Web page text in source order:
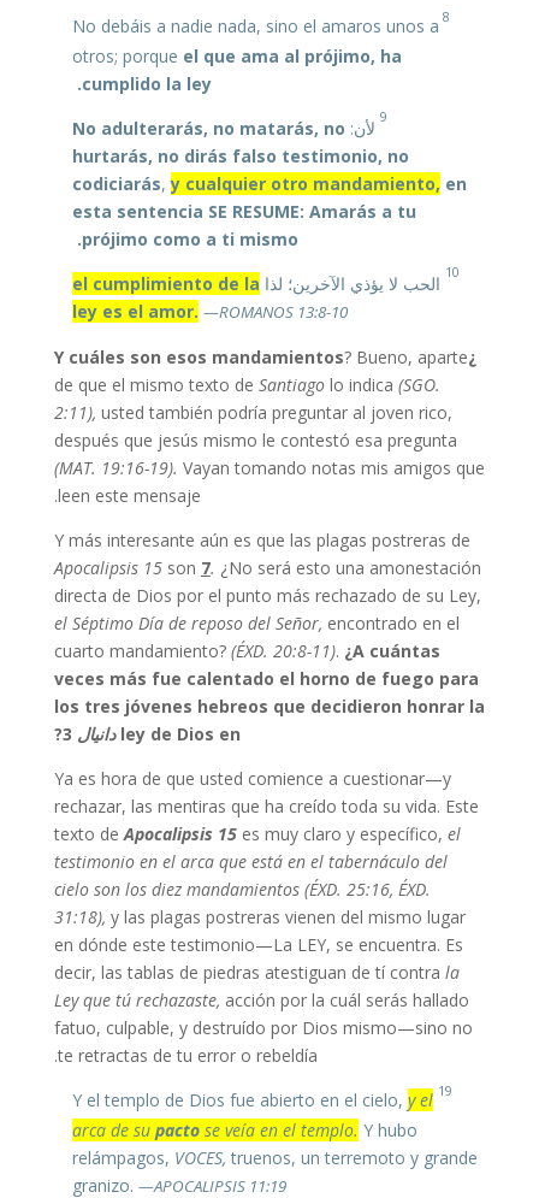
8
No debáis a nadie nada, sino el amaros unos a
otros; porque el que ama al prójimo, ha
cumplido la ley.
9
لأن: No adulterarás, no matarás, no
hurtarás, no dirás falso testimonio, no
codiciarás, y cualquier otro mandamiento, en
esta sentencia SE RESUME: Amarás a tu
prójimo como a ti mismo.
10
الحب لا يؤذي الآخرين؛ لذا el cumplimiento de la
ley es el amor. —ROMANOS 13:8-10
¿Y cuáles son esos mandamientos
? Bueno, aparte
de que el mismo texto de Santiagolo indica (SGO.
2:11), usted también podría preguntar al joven rico,
después que jesús mismo le contestó esa pregunta
(MAT. 19:16-19). Vayan tomando notas mis amigos que
leen este mensaje.
Y más interesante aún es que las plagas postreras de
Apocalipsis 15son 7. ¿No será esto una amonestación
directa de Dios por el punto más rechazado de su Ley,
el Séptimo Día de reposo del Señor, encontrado en el
cuarto mandamiento? (ÉXD. 20:8-11). ¿A cuántas
veces más fue calentado el horno de fuego para
los tres jóvenes hebreos que decidieron honrar la
ley de Dios en دانيال
Ya es hora de que usted comience a cuestionar—y
rechazar, las mentiras que ha creído toda su vida. Este
texto de Apocalipsis 15 es muy claro y específico, el
testimonio en el arca que está en el tabernáculo del
cielo son los diez mandamientos (ÉXD. 25:16, ÉXD.
31:18), y las plagas postreras vienen del mismo lugar
en dónde este testimonio—La LEY, se encuentra. Es
decir, las tablas de piedras atestiguan de tí contra la
Ley que tú rechazaste, acción por la cuál serás hallado
fatuo, culpable, y destruído por Dios mismo—sino no
te retractas de tu error o rebeldía.
19
Y el templo de Dios fue abierto en el cielo,
y el
arca de su pactose veía en el templo. Y hubo
relámpagos, VOCES, truenos, un terremoto y grande
granizo. —APOCALIPSIS 11:19